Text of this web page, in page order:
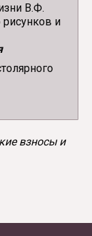
В.Ф.
и
взносы и